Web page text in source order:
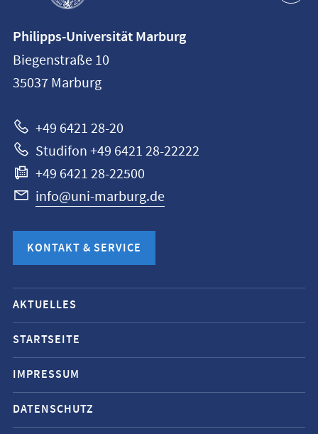
Philipps-
Universität
Marburg
Philipps-Universität Marburg
Biegenstraße 10
35037 Marburg
+49 6421 28-20
Studifon +49 6421 28-22222
+49 6421 28-22500
info@uni-marburg.de
KONTAKT & SERVICE
Mobile-
Service-
Navigation
und
Social
Media
Kontakte
AKTUELLES
STARTSEITE
IMPRESSUM
DATENSCHUTZ